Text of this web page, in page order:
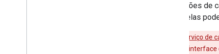
As funções de
Script, elas
serviço de
mais tempo, a